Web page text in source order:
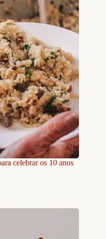
celebrar os 10 anos